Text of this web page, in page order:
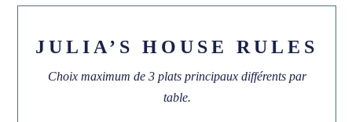
JULIA’S HOUSE RULES
Choix maximum de 3 plats principaux différents par
table.